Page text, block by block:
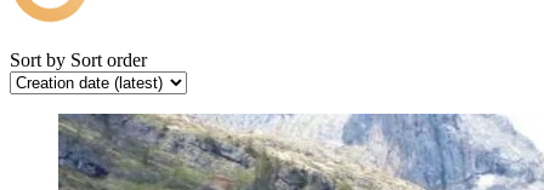
Sort by Sort order